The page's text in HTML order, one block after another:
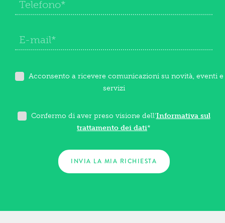
Acconsento a ricevere comunicazioni su novità, eventi e
servizi
Confermo di aver preso visione dell'Informativa sul
trattamento dei dati*